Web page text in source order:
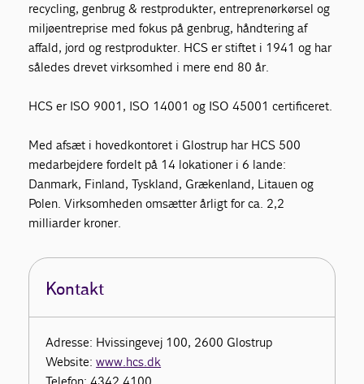
recycling, genbrug & restprodukter, entreprenørkørsel og
miljøentreprise med fokus på genbrug, håndtering af
affald, jord og restprodukter. HCS er stiftet i 1941 og har
således drevet virksomhed i mere end 80 år.
HCS er ISO 9001, ISO 14001 og ISO 45001 certificeret.
Med afsæt i hovedkontoret i Glostrup har HCS 500
medarbejdere fordelt på 14 lokationer i 6 lande:
Danmark, Finland, Tyskland, Grækenland, Litauen og
Polen. Virksomheden omsætter årligt for ca. 2,2
milliarder kroner.
Kontakt
Adresse: Hvissingevej 100, 2600 Glostrup
Website:www.hcs.dk